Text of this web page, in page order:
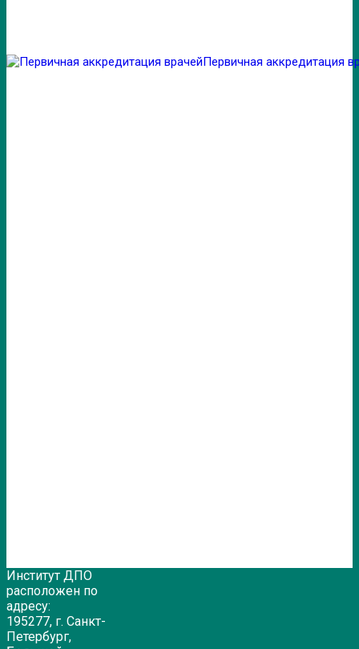
Первичная аккредитация
Институт ДПО
расположен по
адресу:
195277, г. Санкт-
Петербург,